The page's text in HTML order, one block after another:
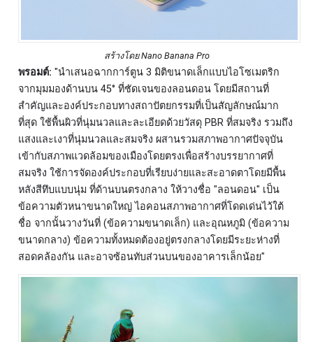
สร้างโดย Nano Banana Pro
พรอมต์: "นำเสนอฉากการ์ตูน 3 มิติขนาดเล็กแบบไอโซเมตริก
จากมุมมองด้านบน 45° ที่ชัดเจนของลอนดอน โดยมีสถานที่
สำคัญและองค์ประกอบทางสถาปัตยกรรมที่เป็นสัญลักษณ์มาก
ที่สุด ใช้พื้นผิวที่นุ่มนวลและละเอียดด้วยวัสดุ PBR ที่สมจริง รวมถึง
แสงและเงาที่นุ่มนวลและสมจริง ผสานรวมสภาพอากาศปัจจุบัน
เข้ากับสภาพแวดล้อมของเมืองโดยตรงเพื่อสร้างบรรยากาศที่
สมจริง ใช้การจัดองค์ประกอบที่เรียบง่ายและสะอาดตาโดยมีพื้น
หลังสีทึบแบบนุ่ม ที่ด้านบนตรงกลาง ให้วางชื่อ "ลอนดอน" เป็น
ข้อความตัวหนาขนาดใหญ่ ไอคอนสภาพอากาศที่โดดเด่นไว้ใต้
ชื่อ จากนั้นวางวันที่ (ข้อความขนาดเล็ก) และอุณหภูมิ (ข้อความ
ขนาดกลาง) ข้อความทั้งหมดต้องอยู่ตรงกลางโดยมีระยะห่างที่
สอดคล้องกัน และอาจซ้อนทับส่วนบนของอาคารเล็กน้อย"